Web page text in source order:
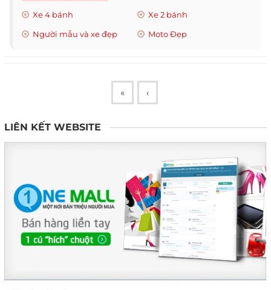
Xe 4 bánh
Xe 2 bánh
Người mẫu và xe đẹp
Moto Đẹp
« ‹
LIÊN KẾT WEBSITE